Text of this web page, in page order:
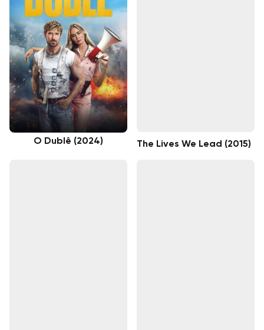
O Dublê (2024) The Lives We Lead (2015)